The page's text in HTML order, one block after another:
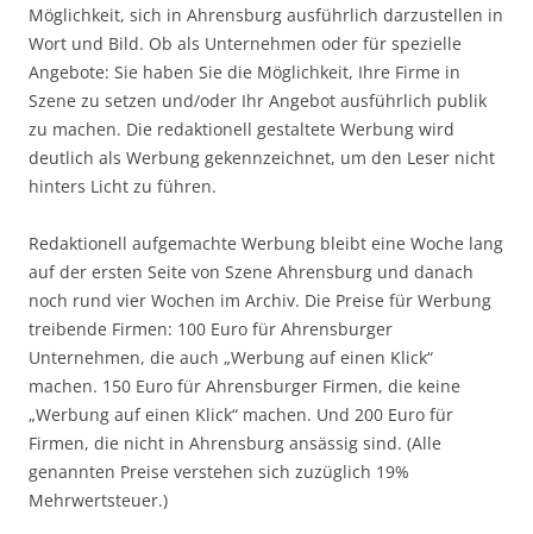
Möglichkeit, sich in Ahrensburg ausführlich darzustellen in
Wort und Bild. Ob als Unternehmen oder für spezielle
Angebote: Sie haben Sie die Möglichkeit, Ihre Firme in
Szene zu setzen und/oder Ihr Angebot ausführlich publik
zu machen. Die redaktionell gestaltete Werbung wird
deutlich als Werbung gekennzeichnet, um den Leser nicht
hinters Licht zu führen.
Redaktionell aufgemachte Werbung bleibt eine Woche lang
auf der ersten Seite von Szene Ahrensburg und danach
noch rund vier Wochen im Archiv. Die Preise für Werbung
treibende Firmen: 100 Euro für Ahrensburger
Unternehmen, die auch „Werbung auf einen Klick“
machen. 150 Euro für Ahrensburger Firmen, die keine
„Werbung auf einen Klick“ machen. Und 200 Euro für
Firmen, die nicht in Ahrensburg ansässig sind. (Alle
genannten Preise verstehen sich zuzüglich 19%
Mehrwertsteuer.)